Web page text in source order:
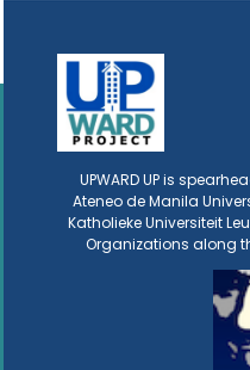
UPWARD UP is
Ateneo de Manila
Katholieke Universiteit
Organizations along